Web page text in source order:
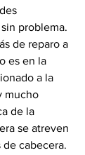
problema.
de reparo a
es en la
a la
mucho
de la
se atreven
de cabecera.